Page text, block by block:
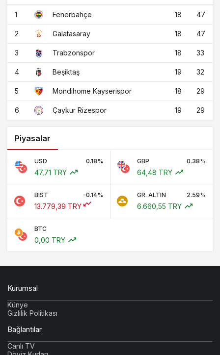
1 Fenerbahçe 18 47
2 Galatasaray 18 47
3 Trabzonspor 18 33
4 Beşiktaş 19 32
5 Mondihome Kayserispor 18 29
6 Çaykur Rizespor 19 29
Piyasalar
USD 0.18%
47,71 TRY
GBP 0.38%
64,48 TRY
BIST -0.14%
13.779,39 TRY
GR. ALTIN 2.59%
6.660,55 TRY
BTC
0,00 TRY
Kurumsal
Künye
Gizlilik Politikası
Bağlantılar
Canlı TV